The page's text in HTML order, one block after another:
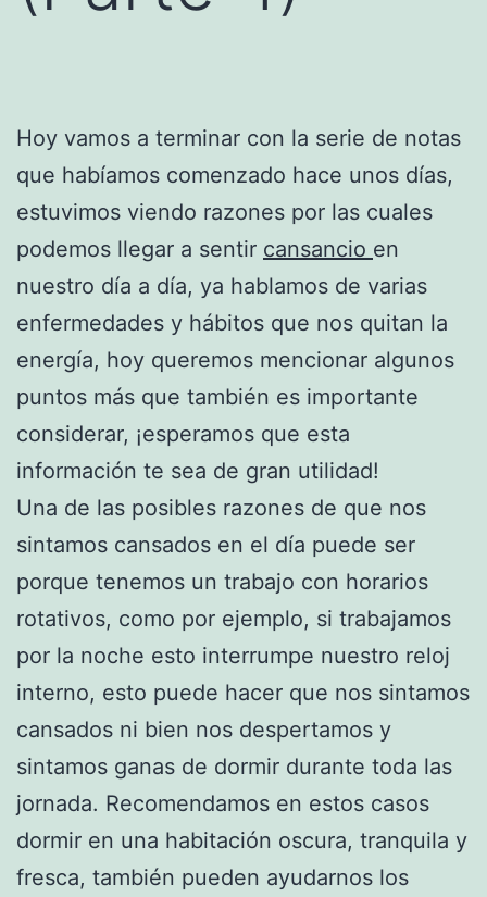
Hoy vamos a terminar con la serie de notas
que habíamos comenzado hace unos días,
estuvimos viendo razones por las cuales
podemos llegar a sentir cansancio en
nuestro día a día, ya hablamos de varias
enfermedades y hábitos que nos quitan la
energía, hoy queremos mencionar algunos
puntos más que también es importante
considerar, ¡esperamos que esta
información te sea de gran utilidad!
Una de las posibles razones de que nos
sintamos cansados en el día puede ser
porque tenemos un trabajo con horarios
rotativos, como por ejemplo, si trabajamos
por la noche esto interrumpe nuestro reloj
interno, esto puede hacer que nos sintamos
cansados ni bien nos despertamos y
sintamos ganas de dormir durante toda las
jornada. Recomendamos en estos casos
dormir en una habitación oscura, tranquila y
fresca, también pueden ayudarnos los